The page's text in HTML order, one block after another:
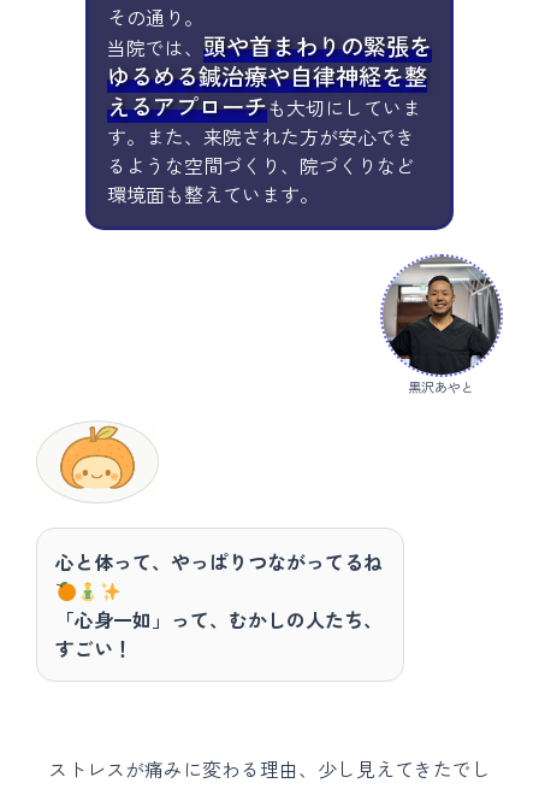
その通り。
当院では、 頭や首まわりの緊張を
ゆるめる鍼治療や自律神経を整
えるアプローチも大切にしていま
す。また、来院された方が安心でき
るような空間づくり、院づくりなど
環境面も整えています。
黒沢あやと
心と体って、やっぱりつながってるね
「心身一如」って、むかしの人たち、
すごい！
ストレスが痛みに変わる理由、少し見えてきたでし